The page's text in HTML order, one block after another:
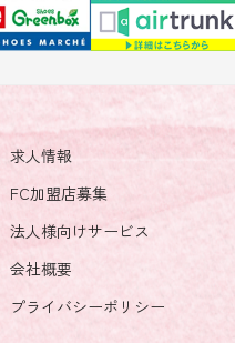
求人情報
FC加盟店募集
法人様向けサービス
会社概要
プライバシーポリシー